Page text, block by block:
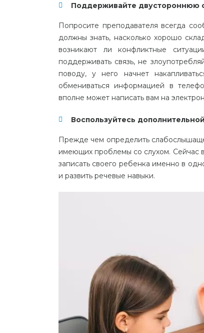
Поддерживайте двустороннюю
Попросите преподавателя всегда
должны знать, насколько хорошо
возникают ли конфликтные
поддерживать связь, не
поводу, у него начнет
обмениваться информацией в
вполне может написать вам на
Воспользуйтесь
Прежде чем определить
имеющих проблемы со слухом. Сейчас
записать своего ребенка именно в
и развить речевые навыки.